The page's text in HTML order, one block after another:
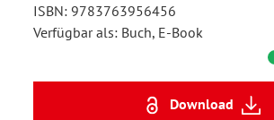
ISBN: 9783763956456
Verfügbar als: Buch, E-Book
Download